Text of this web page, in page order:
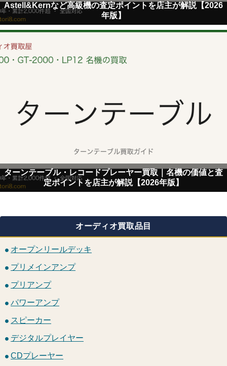
Astell&Kernなど高級機の査定ポイントを店主が解説【2026
年版】
ターンテーブル・レコードプレーヤー買取｜名機の価値と査
定ポイントを店主が解説【2026年版】
オーディオ買取品目
オープンリールデッキ
プリメインアンプ
プリアンプ
パワーアンプ
スピーカー
デジタルプレイヤー
CDプレーヤー